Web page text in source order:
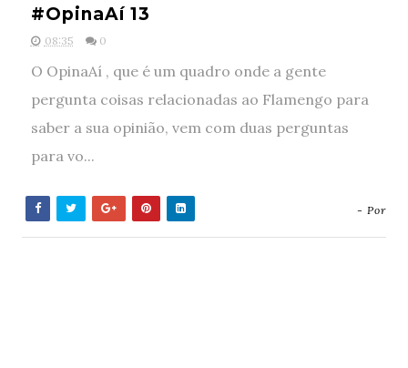
#OpinaAí 13
08:35 0
O OpinaAí , que é um quadro onde a gente
pergunta coisas relacionadas ao Flamengo para
saber a sua opinião, vem com duas perguntas
para vo...
- Por